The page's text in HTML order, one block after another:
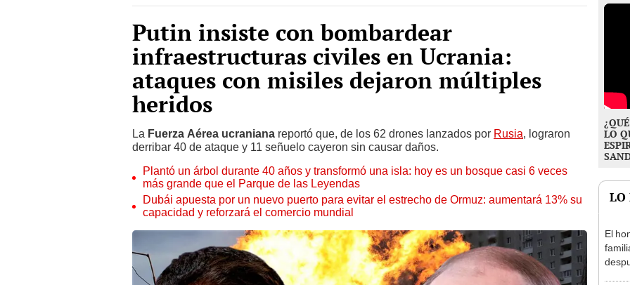
Putin insiste con bombardear
infraestructuras civiles en Ucrania:
ataques con misiles dejaron múltiples
heridos
La Fuerza Aérea ucraniana reportó que, de los 62 drones lanzados por Rusia, lograron
derribar 40 de ataque y 11 señuelo cayeron sin causar daños.
Plantó un árbol durante 40 años y transformó una isla: hoy es un bosque casi 6 veces
más grande que el Parque de las Leyendas
Dubái apuesta por un nuevo puerto para evitar el estrecho de Ormuz: aumentará 13% su
capacidad y reforzará el comercio mundial
LO
LO
El